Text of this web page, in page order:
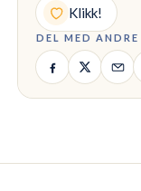
Klikk!
DEL MED ANDRE